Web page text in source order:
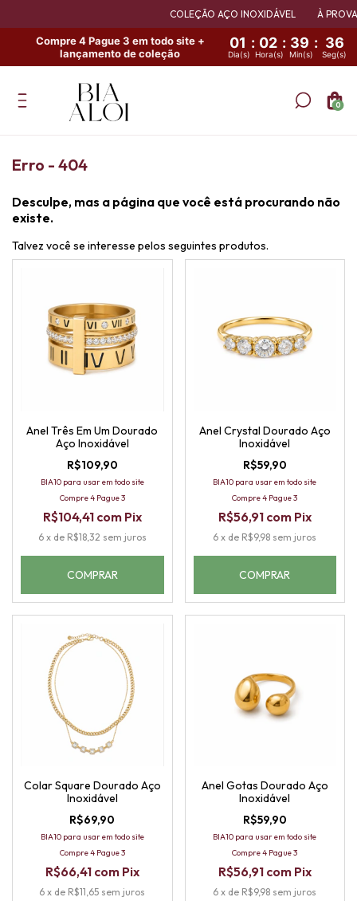
Compre 4 Pague 3 em todo site +
lançamento de coleção
01 : 02 : 39 : 36
Dia(s) Hora(s) Min(s) Seg(s)
COLEÇÃO AÇO INOXIDÁVEL À
0
Erro - 404
Desculpe, mas a página que você está procurando não
existe.
Talvez você se interesse pelos seguintes produtos.
Anel Três Em Um Dourado
Aço Inoxidável
R$109,90
BIA10 para usar em todo site
Compre 4 Pague 3
R$104,41 com Pix
6 x de R$18,32 sem juros
COMPRAR
Anel Crystal Dourado Aço
Inoxidável
R$59,90
BIA10 para usar em todo site
Compre 4 Pague 3
R$56,91 com Pix
6 x de R$9,98 sem juros
COMPRAR
Colar Square Dourado Aço
Inoxidável
R$69,90
BIA10 para usar em todo site
Compre 4 Pague 3
R$66,41 com Pix
6 x de R$11,65 sem juros
Anel Gotas Dourado Aço
Inoxidável
R$59,90
BIA10 para usar em todo site
Compre 4 Pague 3
R$56,91 com Pix
6 x de R$9,98 sem juros